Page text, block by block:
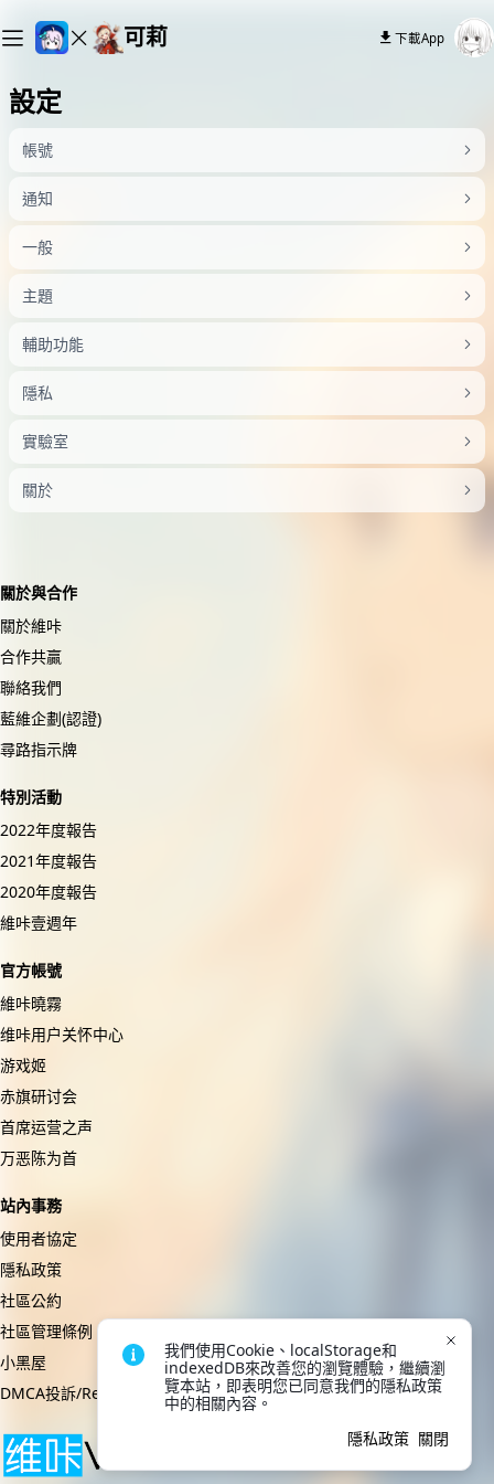
可莉 下載App
設定
帳號
通知
一般
主題
輔助功能
隱私
實驗室
關於
關於與合作
關於維咔
合作共贏
聯絡我們
藍維企劃(認證)
尋路指示牌
特別活動
2022年度報告
2021年度報告
2020年度報告
維咔壹週年
官方帳號
維咔曉霧
维咔用户关怀中心
游戏姬
赤旗研讨会
首席运营之声
万恶陈为首
站內事務
使用者協定
隱私政策
社區公約
社區管理條例
小黑屋
DMCA投訴/Report
我們使用Cookie、localStorage和
indexedDB來改善您的瀏覽體驗，繼續瀏
覽本站，即表明您已同意我們的隱私政策
中的相關內容。
隱私政策 關閉